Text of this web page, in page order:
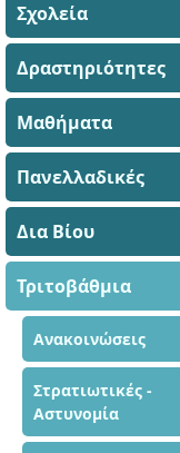
Σχολεία
Δραστηριότητες
Μαθήματα
Πανελλαδικές
Δια Βίου
Τριτοβάθμια
Ανακοινώσεις
Στρατιωτικές -
Αστυνομία